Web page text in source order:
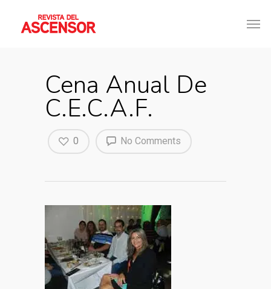
Cena Anual De
C.E.C.A.F.
No Comments
0